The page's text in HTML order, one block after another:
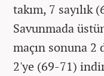
takım, 7 sayılık
Savunmada
maçın sonuna 2
2'ye (69-71)